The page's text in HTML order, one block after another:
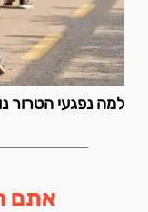
למה נפגעי הטרור
אתם